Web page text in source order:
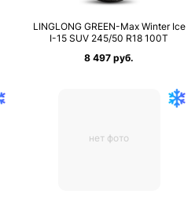
LINGLONG GREEN-Max Winter Ice
I-15 SUV 245/50 R18 100T
8 497 руб.
нет фото